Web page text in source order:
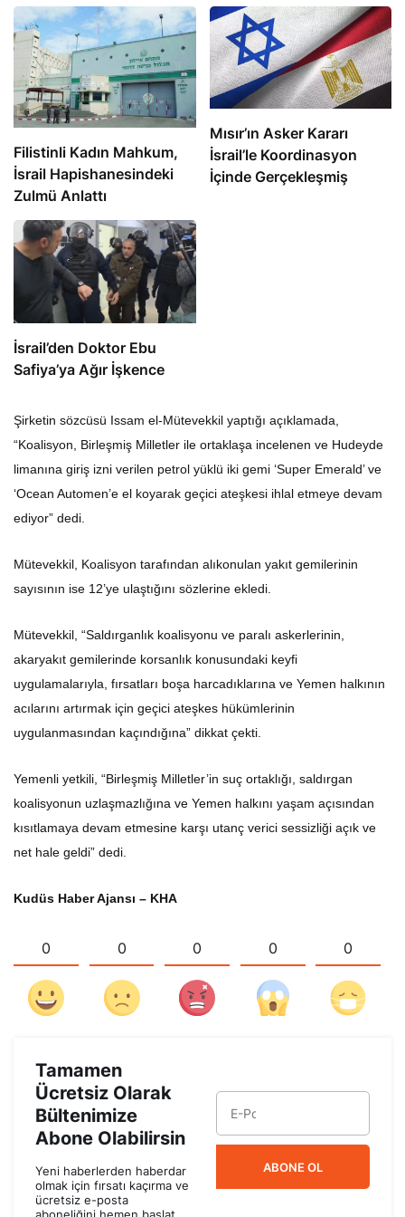
Filistinli Kadın Mahkum,
İsrail Hapishanesindeki
Zulmü Anlattı
Mısır’ın Asker Kararı
İsrail’le Koordinasyon
İçinde Gerçekleşmiş
İsrail’den Doktor Ebu
Safiya’ya Ağır İşkence
Şirketin sözcüsü Issam el-Mütevekkil yaptığı açıklamada,
“Koalisyon, Birleşmiş Milletler ile ortaklaşa incelenen ve Hudeyde
limanına giriş izni verilen petrol yüklü iki gemi ‘Super Emerald’ ve
‘Ocean Automen’e el koyarak geçici ateşkesi ihlal etmeye devam
ediyor” dedi.
Mütevekkil, Koalisyon tarafından alıkonulan yakıt gemilerinin
sayısının ise 12’ye ulaştığını sözlerine ekledi.
Mütevekkil, “Saldırganlık koalisyonu ve paralı askerlerinin,
akaryakıt gemilerinde korsanlık konusundaki keyfi
uygulamalarıyla, fırsatları boşa harcadıklarına ve Yemen halkının
acılarını artırmak için geçici ateşkes hükümlerinin
uygulanmasından kaçındığına” dikkat çekti.
Yemenli yetkili, “Birleşmiş Milletler’in suç ortaklığı, saldırgan
koalisyonun uzlaşmazlığına ve Yemen halkını yaşam açısından
kısıtlamaya devam etmesine karşı utanç verici sessizliği açık ve
net hale geldi” dedi.
Kudüs Haber Ajansı – KHA
0 0 0 0 0
Tamamen
Ücretsiz Olarak
Bültenimize
Abone Olabilirsin
Yeni haberlerden haberdar
olmak için fırsatı kaçırma ve
ücretsiz e-posta
aboneliğini hemen başlat.
ABONE OL